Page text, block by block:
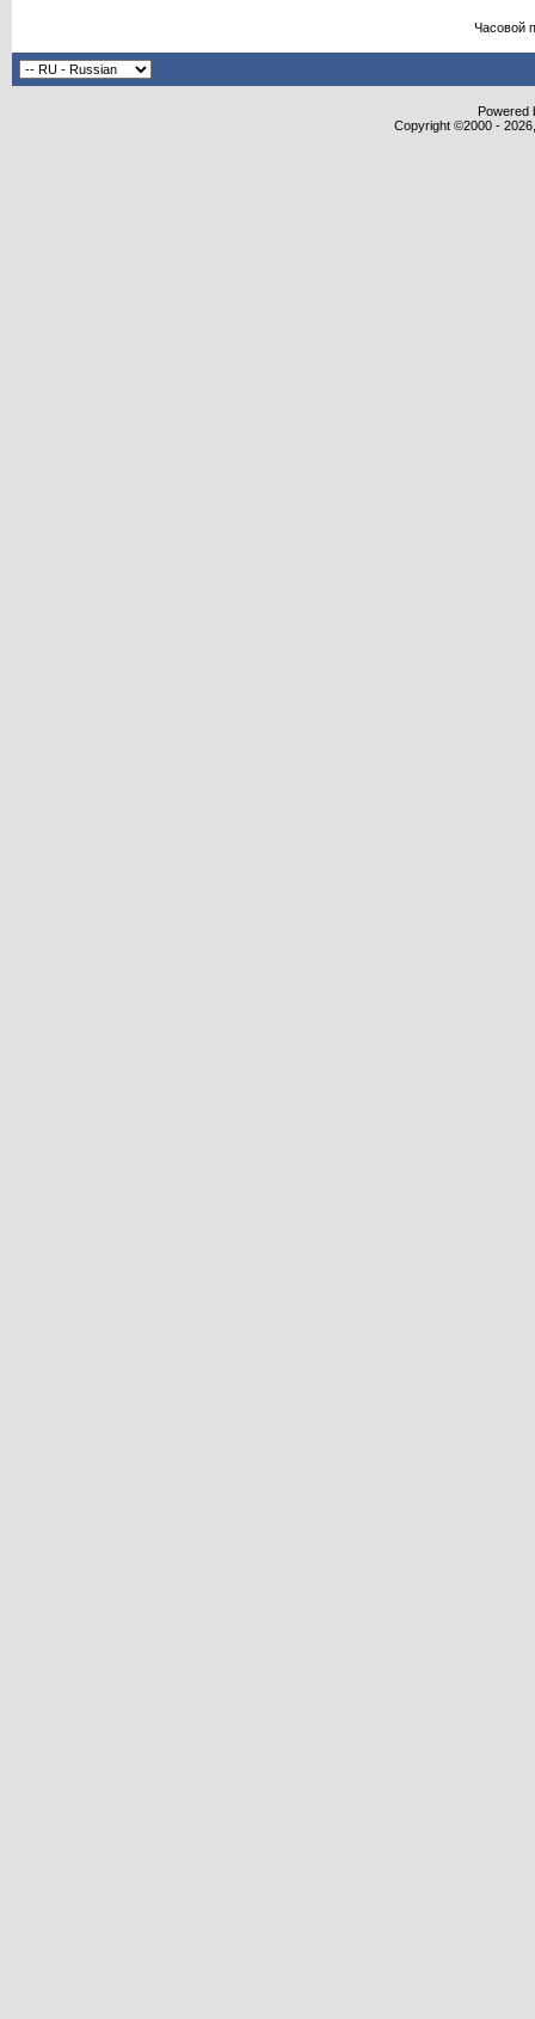
Часовой
Powered
Copyright ©2000 -